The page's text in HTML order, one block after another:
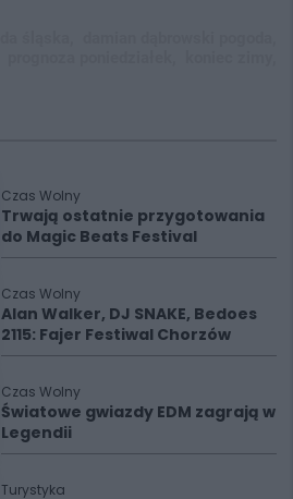
Czas Wolny
Trwają ostatnie przygotowania
do Magic Beats Festival
Czas Wolny
Alan Walker, DJ SNAKE, Bedoes
2115: Fajer Festiwal Chorzów
Czas Wolny
Światowe gwiazdy EDM zagrają w
Legendii
Turystyka